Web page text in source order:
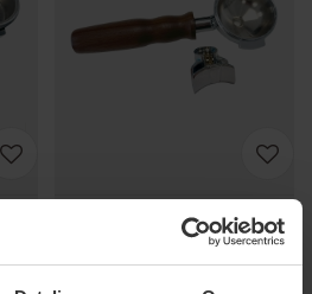
Træ
Produktet er ikke længere
på lager
Rancilio Silvia Portafilter Træ